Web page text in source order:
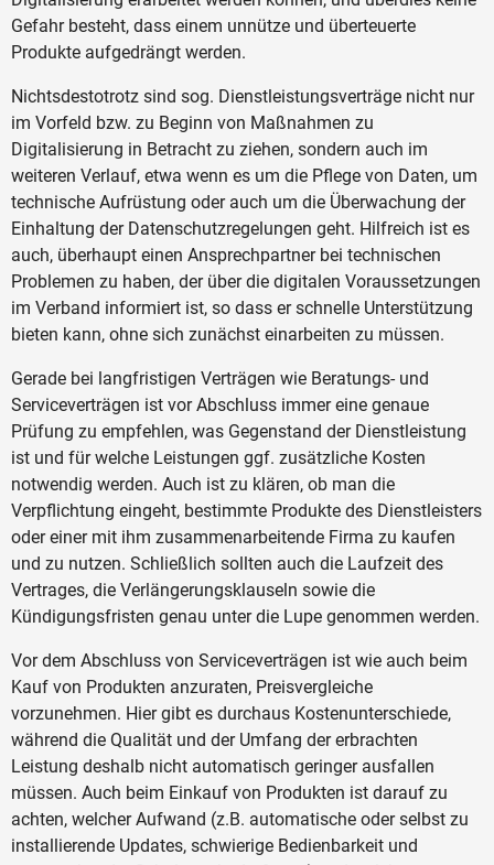
Gefahr besteht, dass einem unnütze und überteuerte
Produkte aufgedrängt werden.
Nichtsdestotrotz sind sog. Dienstleistungsverträge nicht nur
im Vorfeld bzw. zu Beginn von Maßnahmen zu
Digitalisierung in Betracht zu ziehen, sondern auch im
weiteren Verlauf, etwa wenn es um die Pflege von Daten, um
technische Aufrüstung oder auch um die Überwachung der
Einhaltung der Datenschutzregelungen geht. Hilfreich ist es
auch, überhaupt einen Ansprechpartner bei technischen
Problemen zu haben, der über die digitalen Voraussetzungen
im Verband informiert ist, so dass er schnelle Unterstützung
bieten kann, ohne sich zunächst einarbeiten zu müssen.
Gerade bei langfristigen Verträgen wie Beratungs- und
Serviceverträgen ist vor Abschluss immer eine genaue
Prüfung zu empfehlen, was Gegenstand der Dienstleistung
ist und für welche Leistungen ggf. zusätzliche Kosten
notwendig werden. Auch ist zu klären, ob man die
Verpflichtung eingeht, bestimmte Produkte des Dienstleisters
oder einer mit ihm zusammenarbeitende Firma zu kaufen
und zu nutzen. Schließlich sollten auch die Laufzeit des
Vertrages, die Verlängerungsklauseln sowie die
Kündigungsfristen genau unter die Lupe genommen werden.
Vor dem Abschluss von Serviceverträgen ist wie auch beim
Kauf von Produkten anzuraten, Preisvergleiche
vorzunehmen. Hier gibt es durchaus Kostenunterschiede,
während die Qualität und der Umfang der erbrachten
Leistung deshalb nicht automatisch geringer ausfallen
müssen. Auch beim Einkauf von Produkten ist darauf zu
achten, welcher Aufwand (z.B. automatische oder selbst zu
installierende Updates, schwierige Bedienbarkeit und